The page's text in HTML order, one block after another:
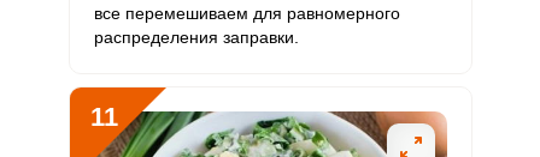
все перемешиваем для равномерного
распределения заправки.
11